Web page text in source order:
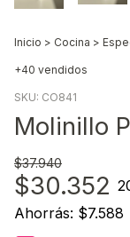
Inicio > Cocina >
+40 vendidos
SKU: CO841
Molinillo
$37.940
$30.352
Ahorrás: $7.588